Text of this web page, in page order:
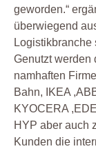
geworden.“
überwiegend
Genutzt werden
namhaften
Bahn, IKEA
KYOCERA
HYP aber auch
Kunden die